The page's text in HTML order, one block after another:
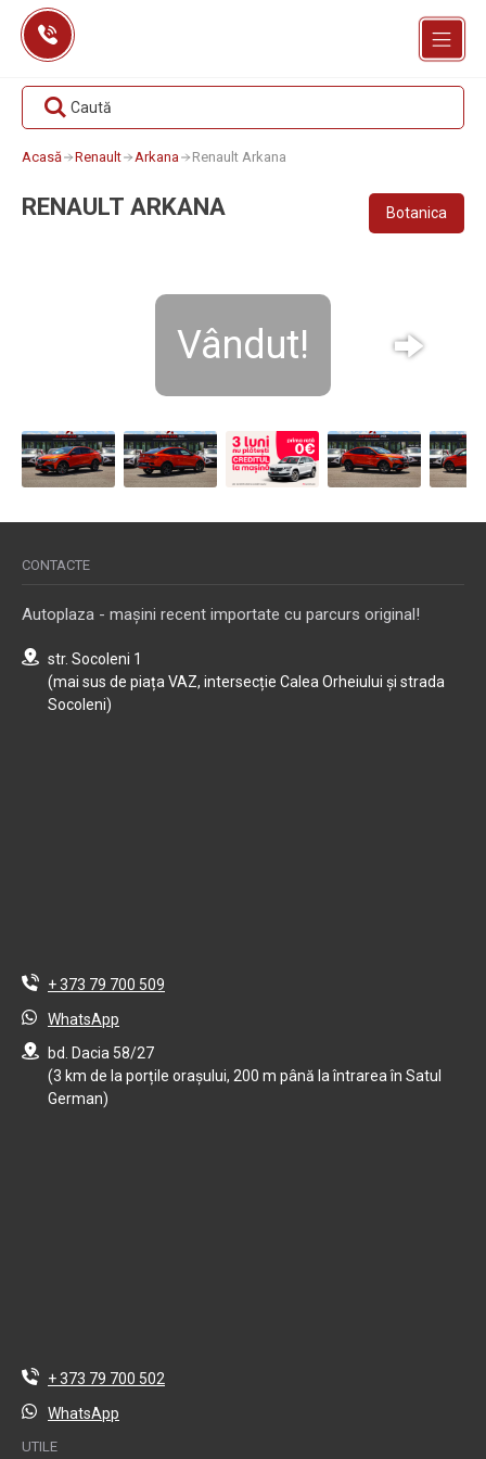
Skip
content
Caută
Acasă Renault Arkana Renault Arkana
RENAULT ARKANA Botanica
Vândut!
CONTACTE
Autoplaza - mașini recent importate cu parcurs original!
str. Socoleni 1
(mai sus de piața VAZ, intersecție Calea Orheiului și strada
Socoleni)
+ 373 79 700 509
WhatsApp
bd. Dacia 58/27
(3 km de la porțile orașului, 200 m până la întrarea în Satul
German)
+ 373 79 700 502
WhatsApp
UTILE